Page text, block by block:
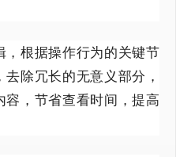
根据操作行为的关键节
除冗长的无意义部分，
，节省查看时间，提高